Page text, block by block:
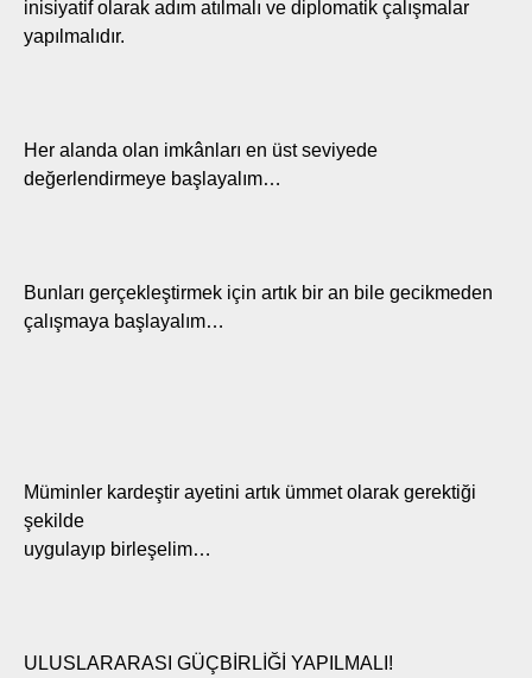
inisiyatif olarak adım atılmalı ve diplomatik çalışmalar
yapılmalıdır.
Her alanda olan imkânları en üst seviyede
değerlendirmeye başlayalım…
Bunları gerçekleştirmek için artık bir an bile gecikmeden
çalışmaya başlayalım…
Müminler kardeştir ayetini artık ümmet olarak gerektiği
şekilde
uygulayıp birleşelim…
ULUSLARARASI GÜÇBİRLİĞİ YAPILMALI!